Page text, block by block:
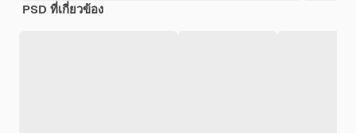
PSD ที่เกี่ยวข้อง